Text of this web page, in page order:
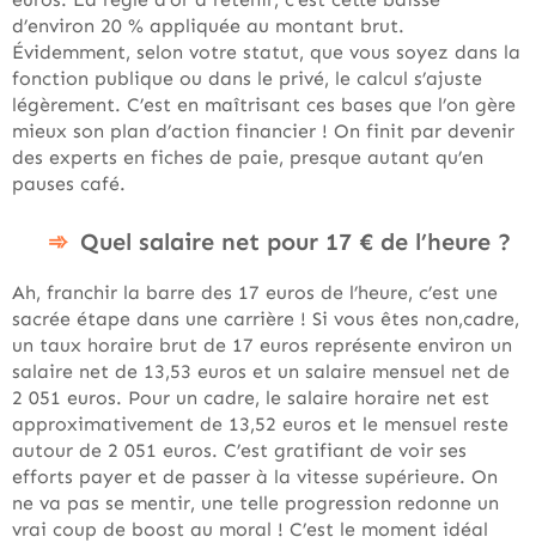
d’environ 20 % appliquée au montant brut.
Évidemment, selon votre statut, que vous soyez dans la
fonction publique ou dans le privé, le calcul s’ajuste
légèrement. C’est en maîtrisant ces bases que l’on gère
mieux son plan d’action financier ! On finit par devenir
des experts en fiches de paie, presque autant qu’en
pauses café.
Quel salaire net pour 17 € de l’heure ?
Ah, franchir la barre des 17 euros de l’heure, c’est une
sacrée étape dans une carrière ! Si vous êtes non,cadre,
un taux horaire brut de 17 euros représente environ un
salaire net de 13,53 euros et un salaire mensuel net de
2 051 euros. Pour un cadre, le salaire horaire net est
approximativement de 13,52 euros et le mensuel reste
autour de 2 051 euros. C’est gratifiant de voir ses
efforts payer et de passer à la vitesse supérieure. On
ne va pas se mentir, une telle progression redonne un
vrai coup de boost au moral ! C’est le moment idéal